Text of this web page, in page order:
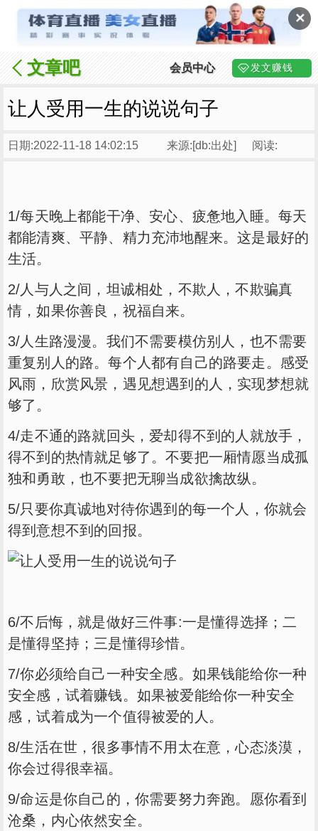
✕
文章吧 会员中心 发文赚钱
让人受用一生的说说句子
日期:2022-11-18 14:02:15 来源:[db:出处] 阅读:
1/每天晚上都能干净、安心、疲惫地入睡。每天
都能清爽、平静、精力充沛地醒来。这是最好的
生活。
2/人与人之间，坦诚相处，不欺人，不欺骗真
情，如果你善良，祝福自来。
3/人生路漫漫。我们不需要模仿别人，也不需要
重复别人的路。每个人都有自己的路要走。感受
风雨，欣赏风景，遇见想遇到的人，实现梦想就
够了。
4/走不通的路就回头，爱却得不到的人就放手，
得不到的热情就足够了。不要把一厢情愿当成孤
独和勇敢，也不要把无聊当成欲擒故纵。
5/只要你真诚地对待你遇到的每一个人，你就会
得到意想不到的回报。
6/不后悔，就是做好三件事:一是懂得选择；二
是懂得坚持；三是懂得珍惜。
7/你必须给自己一种安全感。如果钱能给你一种
安全感，试着赚钱。如果被爱能给你一种安全
感，试着成为一个值得被爱的人。
8/生活在世，很多事情不用太在意，心态淡漠，
你会过得很幸福。
9/命运是你自己的，你需要努力奔跑。愿你看到
沧桑，内心依然安全。